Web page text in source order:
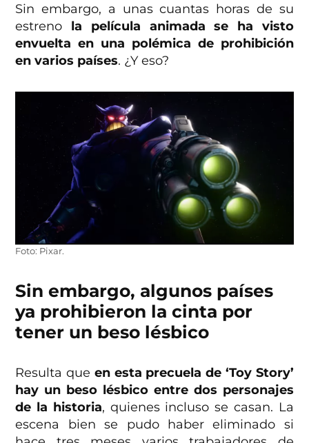
Sin embargo, a unas cuantas horas de su
estreno la película animada se ha visto
envuelta en una polémica de prohibición
en varios países. ¿Y eso?
Foto: Pixar.
Sin embargo, algunos países
ya prohibieron la cinta por
tener un beso lésbico
Resulta que en esta precuela de ‘Toy Story’
hay un beso lésbico entre dos personajes
de la historia, quienes incluso se casan. La
escena bien se pudo haber eliminado si